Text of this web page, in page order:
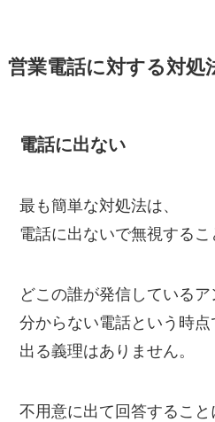
営業電話に対する対処
電話に出ない
最も簡単な対処法は、
電話に出ないで無視するこ
どこの誰が発信している
分からない電話という時点
出る義理はありません。
不用意に出て回答すること